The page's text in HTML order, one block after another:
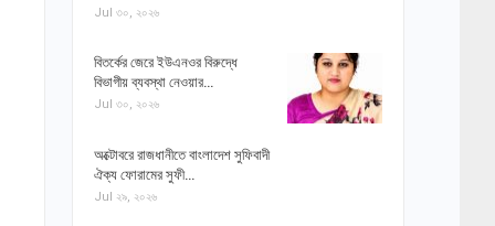
Jul ৩০, ২০২৬
বিতর্কের জেরে ইউএনওর বিরুদ্ধে
বিভাগীয় ব্যবস্থা নেওয়ার…
Jul ৩০, ২০২৬
অক্টোবরে রাজধানীতে বাংলাদেশ সুফিবাদী
ঐক্য ফোরামের সুফী…
Jul ২৯, ২০২৬